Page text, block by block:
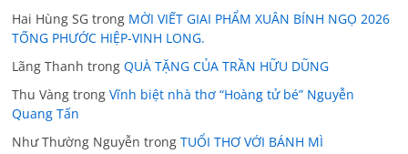
Hai Hùng SG trong MỜI VIẾT GIAI PHẨM XUÂN BÍNH NGỌ 2026
TỐNG PHƯỚC HIỆP-VINH LONG.
Lãng Thanh trongQUÀ TẶNG CỦA TRẦN HỮU DŨNG
Thu Vàng trongVĩnh biệt nhà thơ “Hoàng tử bé” Nguyễn
Quang Tấn
Như Thường Nguyễn trongTUỔI THƠ VỚI BÁNH MÌ